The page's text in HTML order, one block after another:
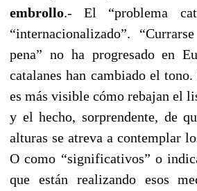
embrollo.- El “problema
“internacionalizado”.
pena” no ha progresado en
catalanes han cambiado el tono.
es más visible cómo rebajan el
y el hecho, sorprendente, de
alturas se atreva a contemplar
O como “significativos” o
que están realizando esos